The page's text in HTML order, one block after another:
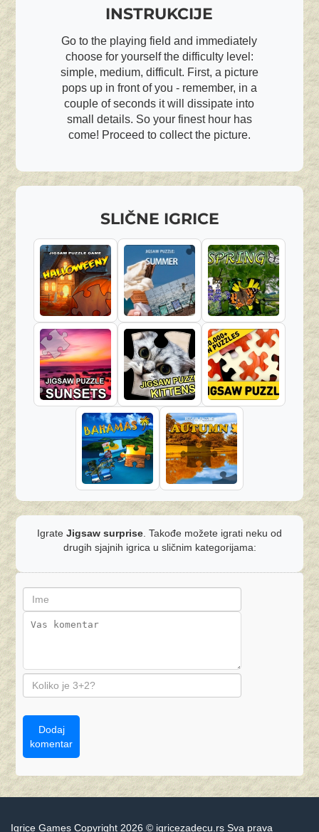
INSTRUKCIJE
Go to the playing field and immediately
choose for yourself the difficulty level:
simple, medium, difficult. First, a picture
pops up in front of you - remember, in a
couple of seconds it will dissipate into
small details. So your finest hour has
come! Proceed to collect the picture.
SLIČNE IGRICE
Igrate Jigsaw surprise . Takođe možete igrati neku od
drugih sjajnih igrica u sličnim kategorijama:
Dodaj
komentar
Igrice Games Copyright 2026 © igricezadecu.rs Sva prava